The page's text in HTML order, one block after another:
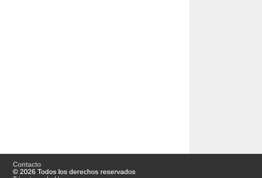
Contacto
© 2026 Todos los derechos reservados